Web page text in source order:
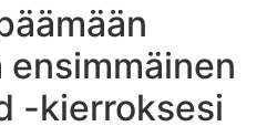
ensimmäinen
-kierroksesi